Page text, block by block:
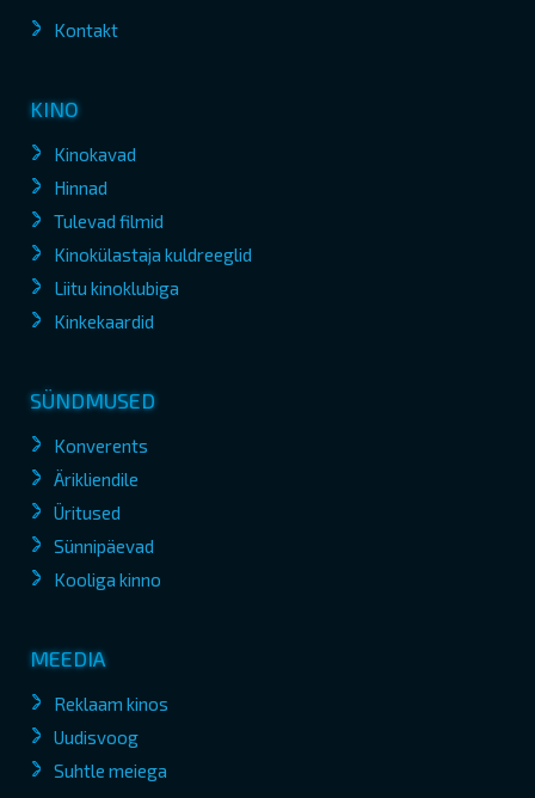
Kontakt
KINO
Kinokavad
Hinnad
Tulevad filmid
Kinokülastaja kuldreeglid
Liitu kinoklubiga
Kinkekaardid
SÜNDMUSED
Konverents
Ärikliendile
Üritused
Sünnipäevad
Kooliga kinno
MEEDIA
Reklaam kinos
Uudisvoog
Suhtle meiega